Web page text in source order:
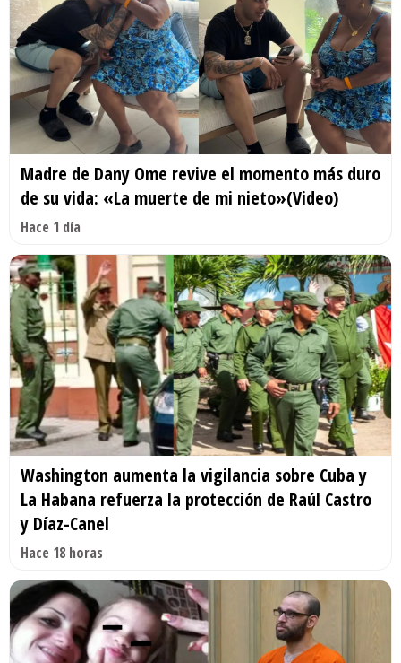
Madre de Dany Ome revive el momento más duro
de su vida: «La muerte de mi nieto»(Video)
Hace 1 día
Washington aumenta la vigilancia sobre Cuba y
La Habana refuerza la protección de Raúl Castro
y Díaz-Canel
Hace 18 horas